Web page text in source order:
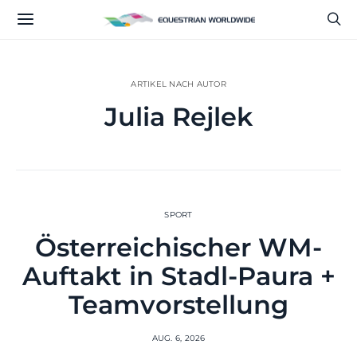
ARTIKEL NACH AUTOR
Julia Rejlek
SPORT
Österreichischer WM-
Auftakt in Stadl-Paura +
Teamvorstellung
AUG. 6, 2026